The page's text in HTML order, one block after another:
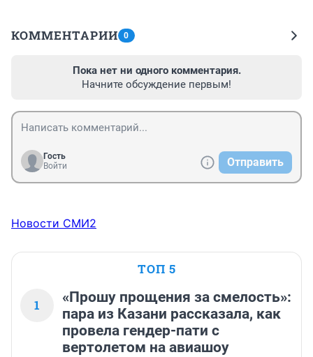
КОММЕНТАРИИ 0
Пока нет ни одного комментария.
Начните обсуждение первым!
Гость
Войти
Отправить
Новости СМИ2
ТОП 5
1
«Прошу прощения за смелость»:
пара из Казани рассказала, как
провела гендер-пати с
вертолетом на авиашоу